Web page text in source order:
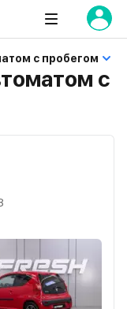
с пробегом
с